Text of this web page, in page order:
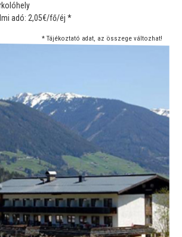
adó: 2,05€/fő/éj *
* Tájékoztató adat, az összege változhat!